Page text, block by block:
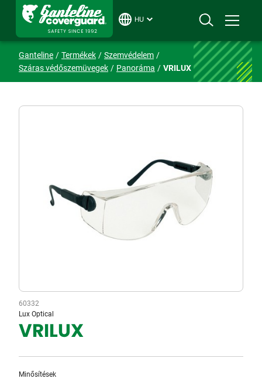
HU
Ganteline Termékek
Szemvédelem
Száras védőszemüvegek
Panoráma VRILUX
60332
Lux Optical
VRILUX
Minősítések